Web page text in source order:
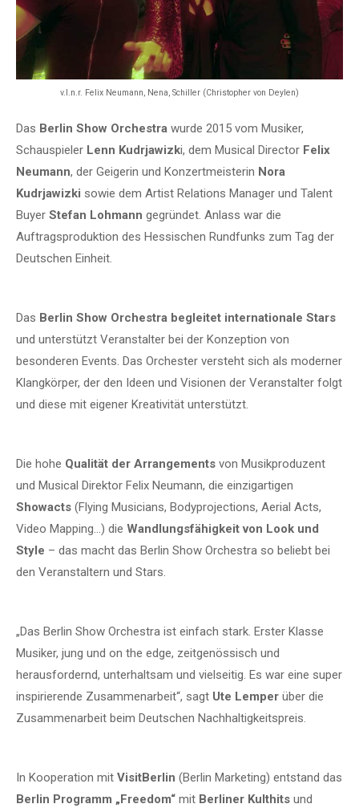
v.l.n.r. Felix Neumann, Nena, Schiller (Christopher von Deylen)
Das Berlin Show Orchestra wurde 2015 vom Musiker,
Schauspieler Lenn Kudrjawizki, dem Musical Director Felix
Neumann, der Geigerin und Konzertmeisterin Nora
Kudrjawizki sowie dem Artist Relations Manager und Talent
Buyer Stefan Lohmann gegründet. Anlass war die
Auftragsproduktion des Hessischen Rundfunks zum Tag der
Deutschen Einheit.
Das Berlin Show Orchestra begleitet internationale Stars
und unterstützt Veranstalter bei der Konzeption von
besonderen Events. Das Orchester versteht sich als moderner
Klangkörper, der den Ideen und Visionen der Veranstalter folgt
und diese mit eigener Kreativität unterstützt.
Die hohe Qualität der Arrangements von Musikproduzent
und Musical Direktor Felix Neumann, die einzigartigen
Showacts (Flying Musicians, Bodyprojections, Aerial Acts,
Video Mapping…) die Wandlungsfähigkeit von Look und
Style – das macht das Berlin Show Orchestra so beliebt bei
den Veranstaltern und Stars.
„Das Berlin Show Orchestra ist einfach stark. Erster Klasse
Musiker, jung und on the edge, zeitgenössisch und
herausfordernd, unterhaltsam und vielseitig. Es war eine super
inspirierende Zusammenarbeit“, sagt Ute Lemper über die
Zusammenarbeit beim Deutschen Nachhaltigkeitspreis.
In Kooperation mit VisitBerlin (Berlin Marketing) entstand das
Berlin Programm „Freedom“ mit Berliner Kulthits und